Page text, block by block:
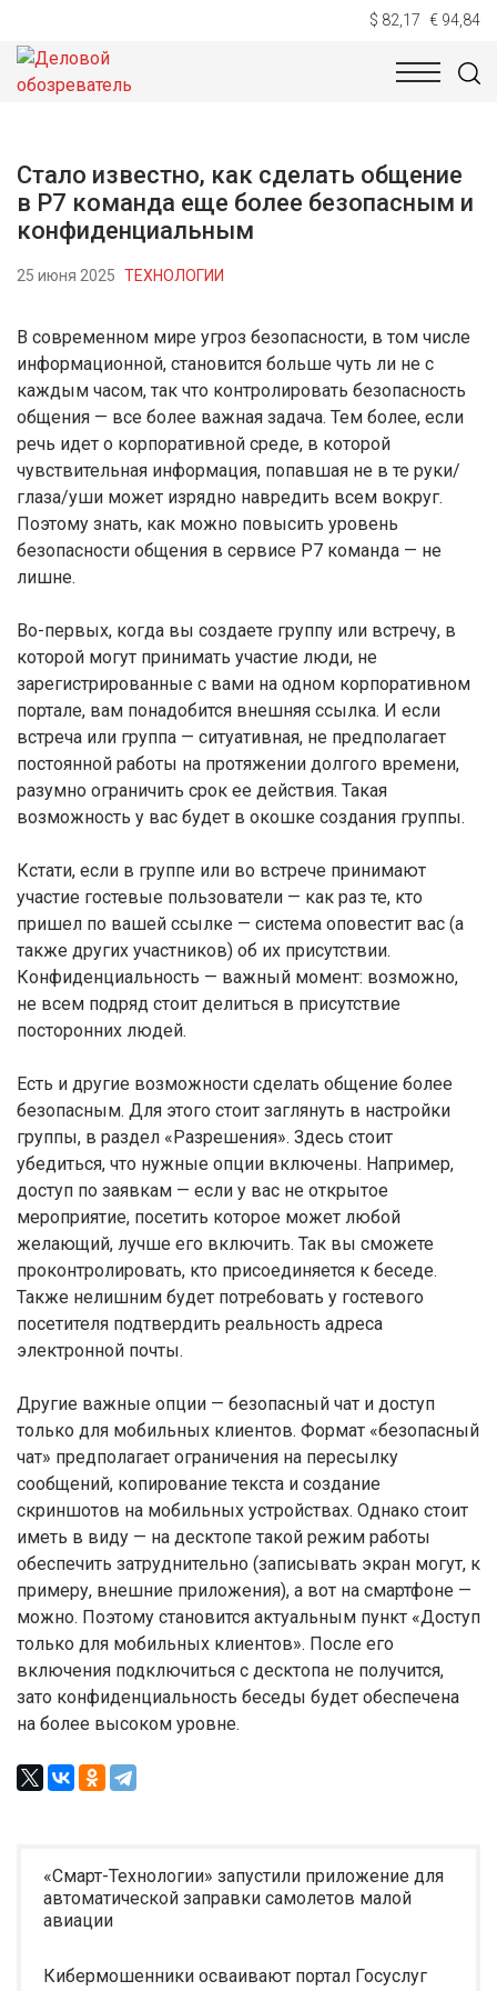
$ 82,17 € 94,84
НОВОСТИ
Стало известно, как сделать общение
в Р7 команда еще более безопасным и
конфиденциальным
25 июня 2025 ТЕХНОЛОГИИ
В современном мире угроз безопасности, в том числе
информационной, становится больше чуть ли не с
каждым часом, так что контролировать безопасность
общения — все более важная задача. Тем более, если
речь идет о корпоративной среде, в которой
чувствительная информация, попавшая не в те руки/
глаза/уши может изрядно навредить всем вокруг.
Поэтому знать, как можно повысить уровень
безопасности общения в сервисе Р7 команда — не
лишне.
Во-первых, когда вы создаете группу или встречу, в
которой могут принимать участие люди, не
зарегистрированные с вами на одном корпоративном
портале, вам понадобится внешняя ссылка. И если
встреча или группа — ситуативная, не предполагает
постоянной работы на протяжении долгого времени,
разумно ограничить срок ее действия. Такая
возможность у вас будет в окошке создания группы.
Кстати, если в группе или во встрече принимают
участие гостевые пользователи — как раз те, кто
пришел по вашей ссылке — система оповестит вас (а
также других участников) об их присутствии.
Конфиденциальность — важный момент: возможно,
не всем подряд стоит делиться в присутствие
посторонних людей.
Есть и другие возможности сделать общение более
безопасным. Для этого стоит заглянуть в настройки
группы, в раздел «Разрешения». Здесь стоит
убедиться, что нужные опции включены. Например,
доступ по заявкам — если у вас не открытое
мероприятие, посетить которое может любой
желающий, лучше его включить. Так вы сможете
проконтролировать, кто присоединяется к беседе.
Также нелишним будет потребовать у гостевого
посетителя подтвердить реальность адреса
электронной почты.
Другие важные опции — безопасный чат и доступ
только для мобильных клиентов. Формат «безопасный
чат» предполагает ограничения на пересылку
сообщений, копирование текста и создание
скриншотов на мобильных устройствах. Однако стоит
иметь в виду — на десктопе такой режим работы
обеспечить затруднительно (записывать экран могут, к
примеру, внешние приложения), а вот на смартфоне —
можно. Поэтому становится актуальным пункт «Доступ
только для мобильных клиентов». После его
включения подключиться с десктопа не получится,
зато конфиденциальность беседы будет обеспечена
на более высоком уровне.
«Смарт-Технологии» запустили приложение для
автоматической заправки самолетов малой
авиации
Кибермошенники осваивают портал Госуслуг